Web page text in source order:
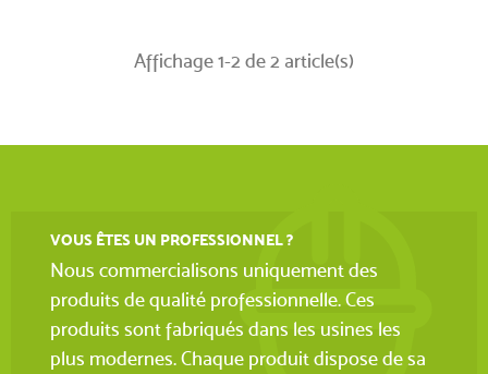
Affichage 1-2 de 2 article(s)
VOUS ÊTES UN PROFESSIONNEL ?
Nous commercialisons uniquement des
produits de qualité professionnelle. Ces
produits sont fabriqués dans les usines les
plus modernes. Chaque produit dispose de sa